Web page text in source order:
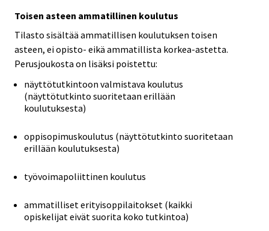
Toisen asteen ammatillinen koulutus
Tilasto sisältää ammatillisen koulutuksen toisen
asteen, ei opisto- eikä ammatillista korkea-astetta.
Perusjoukosta on lisäksi poistettu:
näyttötutkintoon valmistava koulutus
(näyttötutkinto suoritetaan erillään
koulutuksesta)
oppisopimuskoulutus (näyttötutkinto suoritetaan
erillään koulutuksesta)
työvoimapoliittinen koulutus
ammatilliset erityisoppilaitokset (kaikki
opiskelijat eivät suorita koko tutkintoa)